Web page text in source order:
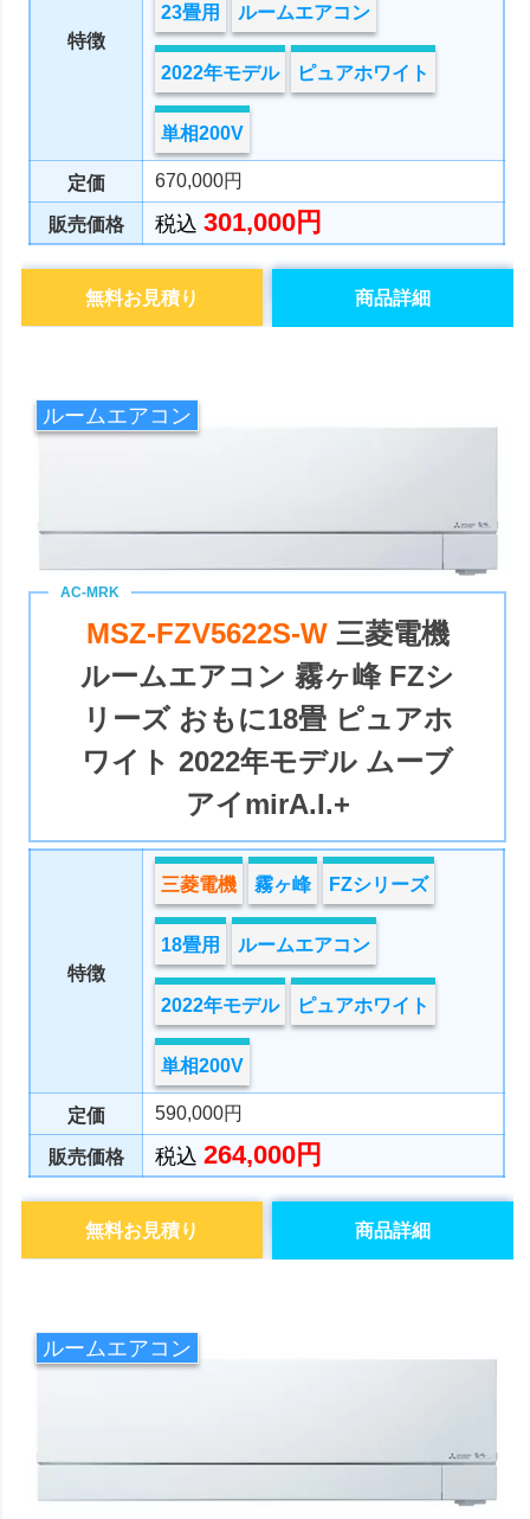
特徴
23畳用 ルームエアコン
2022年モデル ピュアホワイト
単相200V
定価 670,000円
販売価格 税込301,000円
商品詳細
無料お見積り
ルームエアコン
MSZ-FZV5622S-W 三菱電機
ルームエアコン 霧ヶ峰 FZシ
リーズ おもに18畳 ピュアホ
ワイト 2022年モデル ムーブ
アイmirA.I.+
特徴
三菱電機 霧ヶ峰 FZシリーズ
18畳用 ルームエアコン
2022年モデル ピュアホワイト
単相200V
定価 590,000円
販売価格 税込264,000円
商品詳細
無料お見積り
ルームエアコン